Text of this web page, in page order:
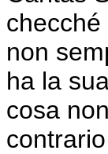
non
ha la
cosa